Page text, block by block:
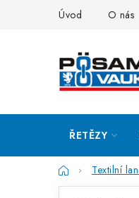
Úvod O nás
ŘETĚZY
DomůTextilní